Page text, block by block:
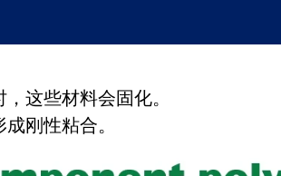
这些材料会固化。
刚性粘合。